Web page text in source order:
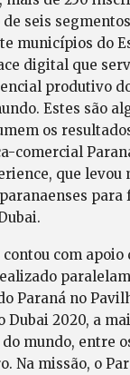
seis
municípios do
digital que
produtivo
Estes são
os
comercial
que levou
para
contou com apoio
Paraná no
Dubai 2020, a
mundo, entre
Na missão, o